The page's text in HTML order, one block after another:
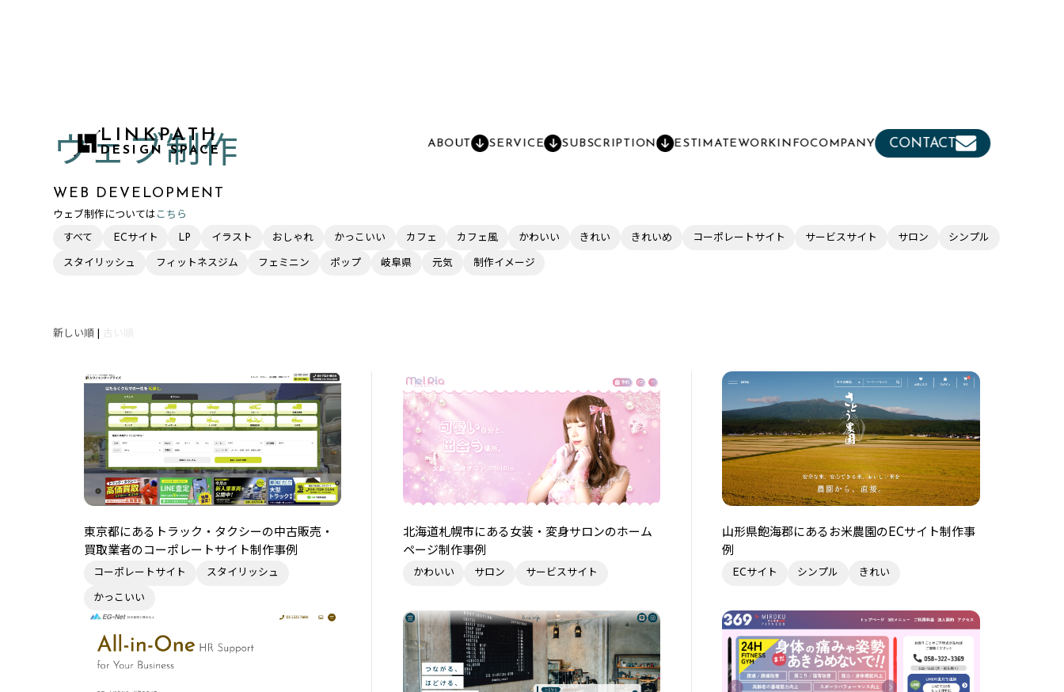
LINKPATH
DESIGN SPACE
ABOUT SERVICE SUBSCRIPTION ESTIMATEWORK INFOCOMPANY CONTACT
WEB DEVELOPMENT
ウェブ制作
ウェブ制作については こちら
すべて ECサイト LP イラスト おしゃれ かっこいい カフェ カフェ風 かわいい きれい きれいめ コーポレートサイト サービスサイト サロン シンプル
スタイリッシュ フィットネスジム フェミニン ポップ 岐阜県 元気 制作イメージ
新しい順 古い順
東京都にあるトラック・タクシーの中古販売・
買取業者のコーポレートサイト制作事例
コーポレートサイト スタイリッシュ
かっこいい
北海道札幌市にある女装・変身サロンのホーム
ページ制作事例
かわいい サロン サービスサイト
山形県飽海郡にあるお米農園のECサイト制作事
例
ECサイト シンプル きれい